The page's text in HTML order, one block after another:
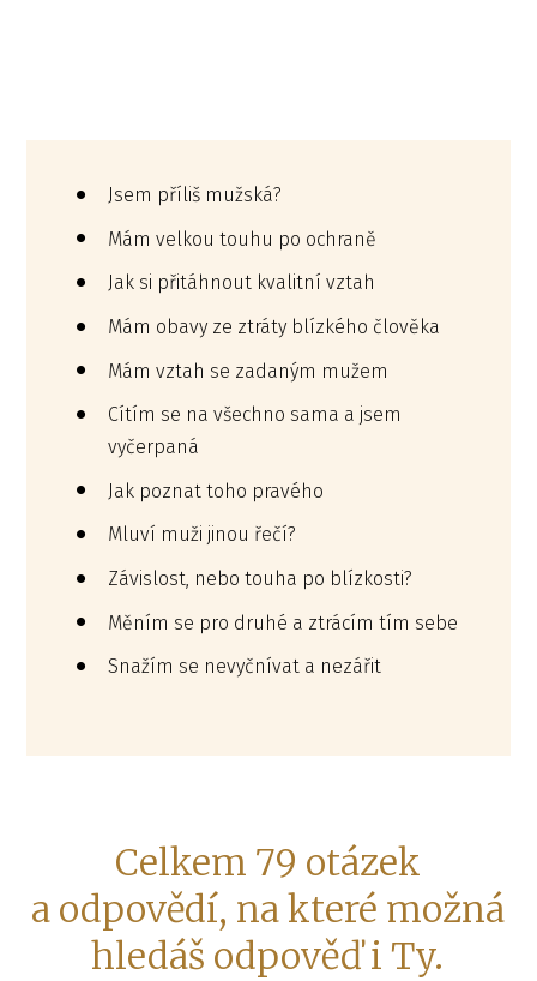
Jsem příliš mužská?
Mám velkou touhu po ochraně
Jak si přitáhnout kvalitní vztah
Mám obavy ze ztráty blízkého člověka
Mám vztah se zadaným mužem
Cítím se na všechno sama a jsem
vyčerpaná
Jak poznat toho pravého
Mluví muži jinou řečí?
Závislost, nebo touha po blízkosti?
Měním se pro druhé a ztrácím tím sebe
Snažím se nevyčnívat a nezářit
Celkem 79 otázek
a odpovědí, na které možná
hledáš odpověď i Ty.